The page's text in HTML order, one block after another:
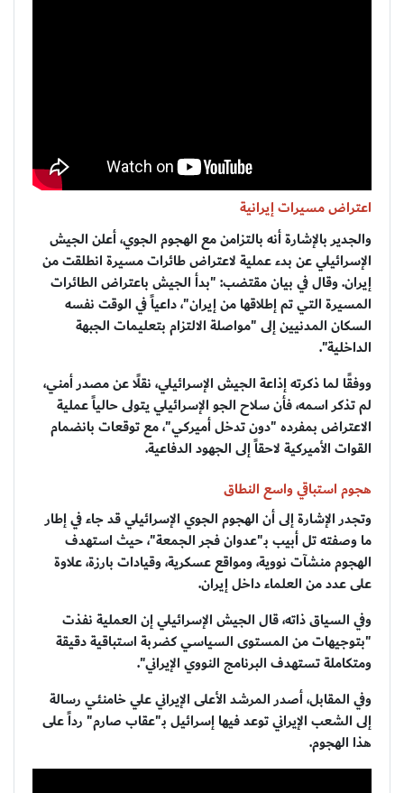
اعتراض مسيرات إيرانية
والجدير بالإشارة أنه بالتزامن مع الهجوم الجوي، أعلن الجيش
الإسرائيلي عن بدء عملية لاعتراض طائرات مسيرة انطلقت من
إيران. وقال في بيان مقتضب: "بدأ الجيش باعتراض الطائرات
المسيرة التي تم إطلاقها من إيران"، داعياً في الوقت نفسه
السكان المدنيين إلى "مواصلة الالتزام بتعليمات الجبهة
الداخلية".
ووفقًا لما ذكرته إذاعة الجيش الإسرائيلي، نقلًا عن مصدر أمني،
لم تذكر اسمه، فأن سلاح الجو الإسرائيلي يتولى حالياً عملية
الاعتراض بمفرده "دون تدخل أميركي"، مع توقعات بانضمام
القوات الأميركية لاحقاً إلى الجهود الدفاعية.
هجوم استباقي واسع النطاق
وتجدر الإشارة إلى أن الهجوم الجوي الإسرائيلي قد جاء في إطار
ما وصفته تل أبيب بـ"عدوان فجر الجمعة"، حيث استهدف
الهجوم منشآت نووية، ومواقع عسكرية، وقيادات بارزة، علاوة
على عدد من العلماء داخل إيران.
وفي السياق ذاته، قال الجيش الإسرائيلي إن العملية نفذت
"بتوجيهات من المستوى السياسي كضربة استباقية دقيقة
ومتكاملة تستهدف البرنامج النووي الإيراني".
وفي المقابل، أصدر المرشد الأعلى الإيراني علي خامنئي رسالة
إلى الشعب الإيراني توعد فيها إسرائيل بـ"عقاب صارم" رداً على
هذا الهجوم.